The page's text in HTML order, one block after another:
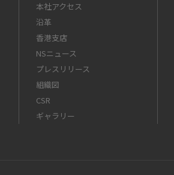
本社アクセス
沿革
香港支店
NSニュース
プレスリリース
組織図
CSR
ギャラリー